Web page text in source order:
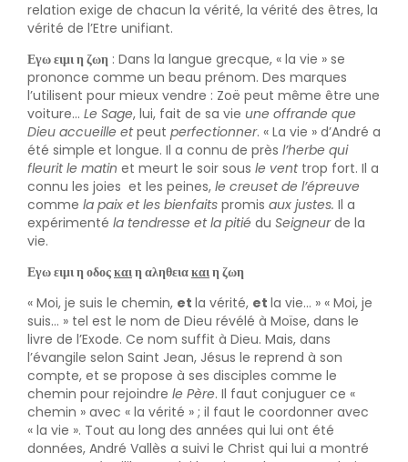
relation exige de chacun la vérité, la vérité des êtres, la
vérité de l’Etre unifiant.
Εγω ειμι η ζωη : Dans la langue grecque, « la vie » se
prononce comme un beau prénom. Des marques
l’utilisent pour mieux vendre : Zoë peut même être une
voiture… Le Sage, lui, fait de sa vie une offrande que
Dieu accueille etpeut perfectionner. « La vie » d’André a
été simple et longue. Il a connu de près l’herbe qui
fleurit le matin et meurt le soir sous le vent trop fort. Il a
connu les joies et les peines, le creuset de l’épreuve
comme la paix et les bienfaits promis aux justes. Il a
expérimenté la tendresse et la pitié du Seigneurde la
vie.
Εγω ειμι η οδοςκαιη αληθειακαιη ζωη
« Moi, je suis le chemin, et la vérité, et la vie… » « Moi, je
suis… » tel est le nom de Dieu révélé à Moïse, dans le
livre de l’Exode. Ce nom suffit à Dieu. Mais, dans
l’évangile selon Saint Jean, Jésus le reprend à son
compte, et se propose à ses disciples comme le
chemin pour rejoindre le Père. Il faut conjuguer ce «
chemin » avec « la vérité » ; il faut le coordonner avec
« la vie ». Tout au long des années qui lui ont été
données, André Vallès a suivi le Christ qui lui a montré